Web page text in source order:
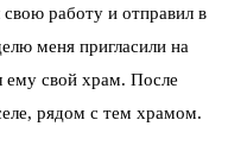
работу и отправил в
меня пригласили на
ему свой храм. После
рядом с тем храмом.